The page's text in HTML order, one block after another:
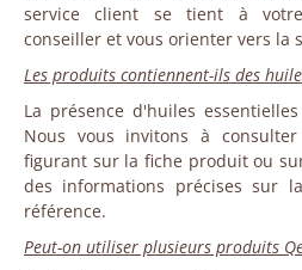
service client se tient à
conseiller et vous orienter vers la
Les produits contiennent-ils des
La présence d'huiles
Nous vous invitons à
figurant sur la fiche produit ou
des informations précises sur
référence.
Peut-on utiliser plusieurs produits